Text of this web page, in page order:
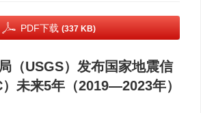
PDF下载 (337 KB)
（USGS）发布国家地震信
未来5年（2019—2023年）